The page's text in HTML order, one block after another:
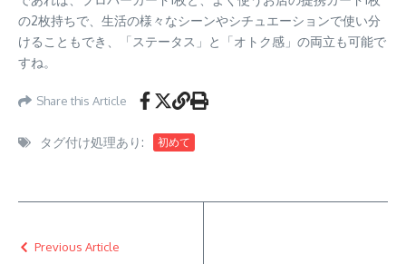
の2枚持ちで、生活の様々なシーンやシチュエーションで使い分
けることもでき、「ステータス」と「オトク感」の両立も可能で
すね。
Share this Article
タグ付け処理あり: 初めて
Previous Article